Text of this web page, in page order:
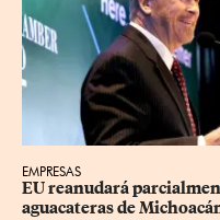
EMPRESAS
EU reanudará
aguacateras de